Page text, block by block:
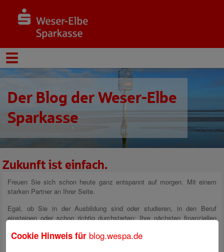
Der Blog der Weser-Elbe
Sparkasse
Zukunft ist einfach.
Freuen Sie sich schon heute ganz entspannt auf morgen. Mit einem
starken Partner an Ihrer Seite.
Egal, ob Sie in der Ausbildung sind oder studieren, in den Beruf
einsteigen oder schon richtig durchstarten: Ihre nächsten finanziellen
Ihrem Geld machen möchten – nämlich mehr. Mit dem richtigen
Cookie Hinweis für blog.wespa.de